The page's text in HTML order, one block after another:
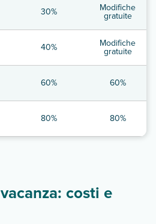
30% Modifiche
gratuite
40% Modifiche
gratuite
60% 60%
80% 80%
costi e